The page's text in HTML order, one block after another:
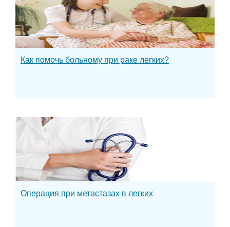
Как помочь больному при раке легких?
Операция при метастазах в легких